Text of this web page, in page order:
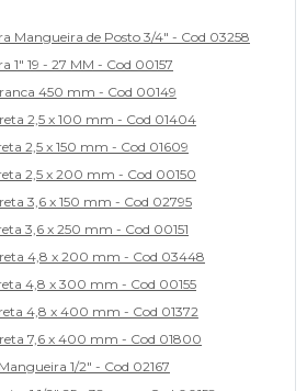
Mangueira de Posto 3/4" - Cod 03258
1" 19 - 27 MM - Cod 00157
450 mm - Cod 00149
2,5 x 100 mm - Cod 01404
2,5 x 150 mm - Cod 01609
2,5 x 200 mm - Cod 00150
3,6 x 150 mm - Cod 02795
3,6 x 250 mm - Cod 00151
4,8 x 200 mm - Cod 03448
4,8 x 300 mm - Cod 00155
4,8 x 400 mm - Cod 01372
7,6 x 400 mm - Cod 01800
1/2" - Cod 02167